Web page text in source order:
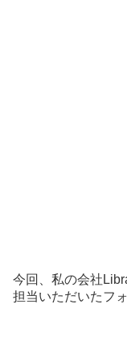
今回、私の会社
担当いただいたフ